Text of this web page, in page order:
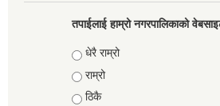
तपाईलाई हाम्रो नगरपालिकाको
Choices
धेरै राम्रो
राम्रो
ठिकै